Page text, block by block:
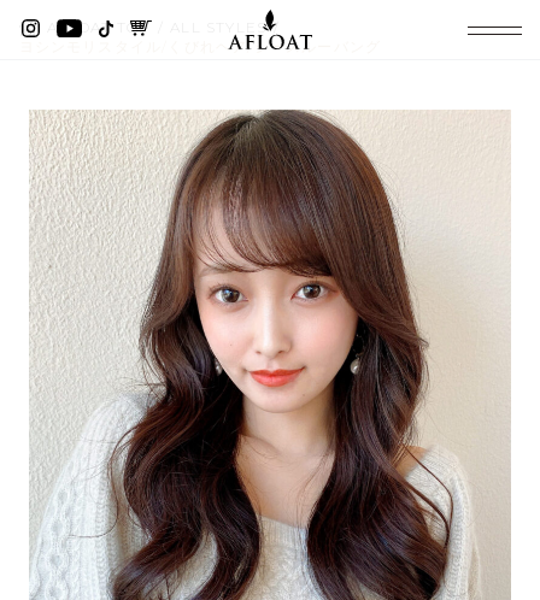
AFLOAT TOP
ALL STYLES
ヨシンモリスタイル/くびれヘア/シースルーバング